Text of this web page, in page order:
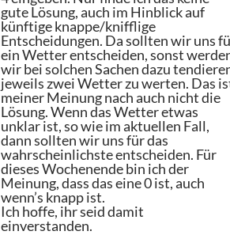
gute Lösung, auch im Hinblick auf
künftige knappe/knifflige
Entscheidungen. Da sollten wir uns
ein Wetter entscheiden, sonst
wir bei solchen Sachen dazu
jeweils zwei Wetter zu werten. Das
meiner Meinung nach auch nicht die
Lösung. Wenn das Wetter etwas
unklar ist, so wie im aktuellen Fall,
dann sollten wir uns für das
wahrscheinlichste entscheiden. Für
dieses Wochenende bin ich der
Meinung, dass das eine 0 ist, auch
wenn’s knapp ist.
Ich hoffe, ihr seid damit
einverstanden.